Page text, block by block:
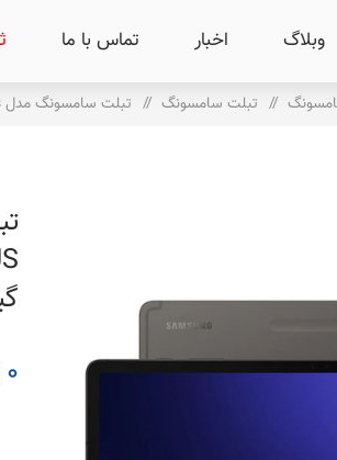
وبلاگ اخبار تماس با ما
/ تبلت سامسونگ / تبلت سامسونگ مدل Galaxy Tab S9 Plus ظرفیت 512 گیگابایت و رم 12 گیگابایت
0 تومان